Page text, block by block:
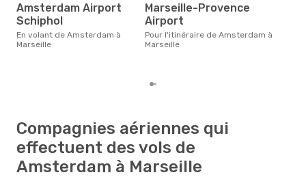
Amsterdam Airport
Schiphol
En volant de Amsterdam à
Marseille
Marseille-Provence
Airport
Pour l'itinéraire de Amsterdam à
Marseille
Compagnies aériennes qui
effectuent des vols de
Amsterdam à Marseille